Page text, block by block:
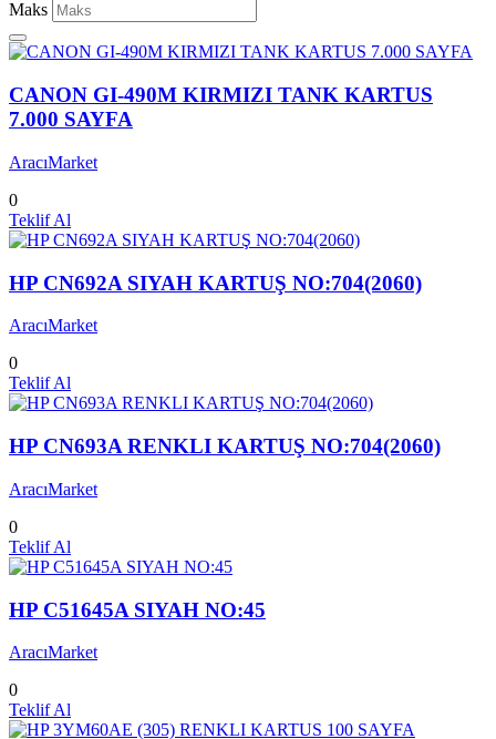
Maks
CANON GI-490M KIRMIZI TANK KARTUS
7.000 SAYFA
AracıMarket
0
Teklif Al
HP CN692A SIYAH KARTUŞ NO:704(2060)
AracıMarket
0
Teklif Al
HP CN693A RENKLI KARTUŞ NO:704(2060)
AracıMarket
0
Teklif Al
HP C51645A SIYAH NO:45
AracıMarket
0
Teklif Al